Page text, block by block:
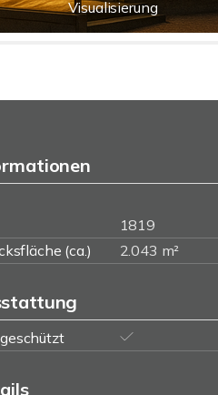
Visualisierung
1819
(ca.)
2.043 m²